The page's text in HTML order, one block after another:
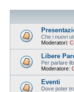
Che i nuovi
Moderatori:
Libere
Per parlare
Moderatore:
Eventi
Dove poter